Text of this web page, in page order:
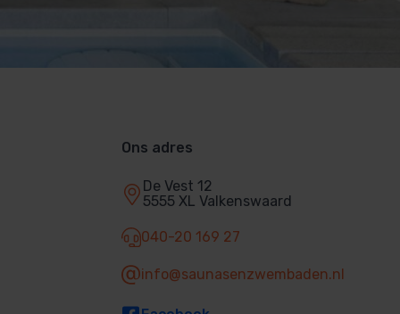
Ons adres
De Vest 12
5555 XL Valkenswaard
040-20 169 27
info@saunasenzwembaden.nl